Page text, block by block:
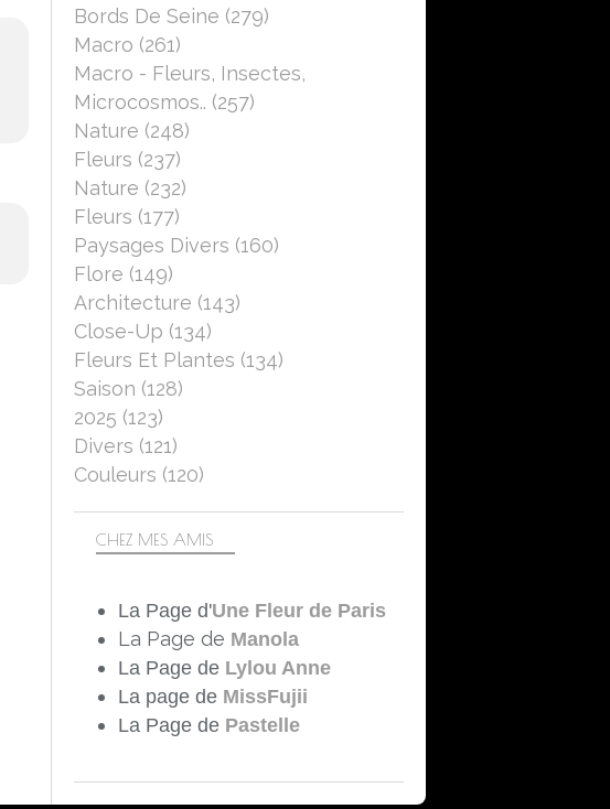
Bords De Seine (279)
Macro (261)
Macro - Fleurs, Insectes,
Microcosmos.. (257)
Nature (248)
Fleurs (237)
Nature (232)
Fleurs (177)
Paysages Divers (160)
Flore (149)
Architecture (143)
Close-Up (134)
Fleurs Et Plantes (134)
Saison (128)
2025 (123)
Divers (121)
Couleurs (120)
CHEZ MES AMIS
La Page d'Une Fleur de Paris
La Page de Manola
La Page de Lylou Anne
La page de MissFujii
La Page de Pastelle